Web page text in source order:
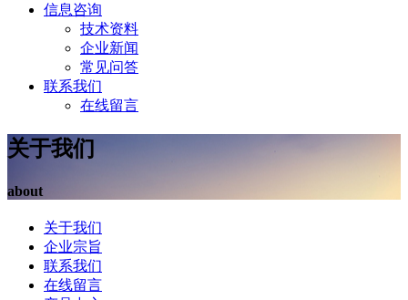
信息咨询
技术资料
企业新闻
常见问答
联系我们
在线留言
关于我们
about
关于我们
企业宗旨
联系我们
在线留言